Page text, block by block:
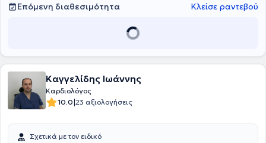
Επόμενη διαθεσιμότητα Κλείσε ραντεβού
Καγγελίδης Ιωάννης
Καρδιολόγος
10.0|23 αξιολογήσεις
Σχετικά με τον ειδικό